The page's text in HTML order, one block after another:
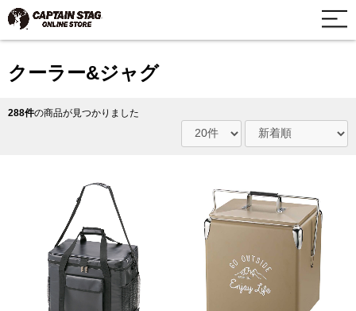
クーラー&ジャグ
288件の商品が見つかりました